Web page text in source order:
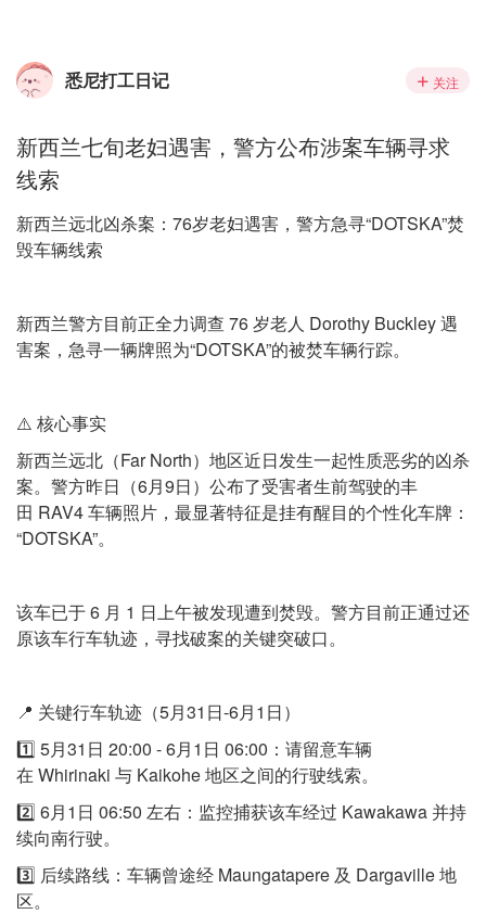
悉尼打工日记 关注
新西兰七旬老妇遇害，警方公布涉案车辆寻求
线索
新西兰远北凶杀案：76岁老妇遇害，警方急寻“DOTSKA”焚
毁车辆线索
新西兰警方目前正全力调查 76 岁老人 Dorothy Buckley 遇
害案，急寻一辆牌照为“DOTSKA”的被焚车辆行踪。
⚠️ 核心事实
新西兰远北（Far North）地区近日发生一起性质恶劣的凶杀
案。警方昨日（6月9日）公布了受害者生前驾驶的丰
田 RAV4 车辆照片，最显著特征是挂有醒目的个性化车牌：
“DOTSKA”。
该车已于 6 月 1 日上午被发现遭到焚毁。警方目前正通过还
原该车行车轨迹，寻找破案的关键突破口。
📍 关键行车轨迹（5月31日-6月1日）
1️⃣ 5月31日 20:00 - 6月1日 06:00：请留意车辆
在 Whirinaki 与 Kaikohe 地区之间的行驶线索。
2️⃣ 6月1日 06:50 左右：监控捕获该车经过 Kawakawa 并持
续向南行驶。
3️⃣ 后续路线：车辆曾途经 Maungatapere 及 Dargaville 地
区。